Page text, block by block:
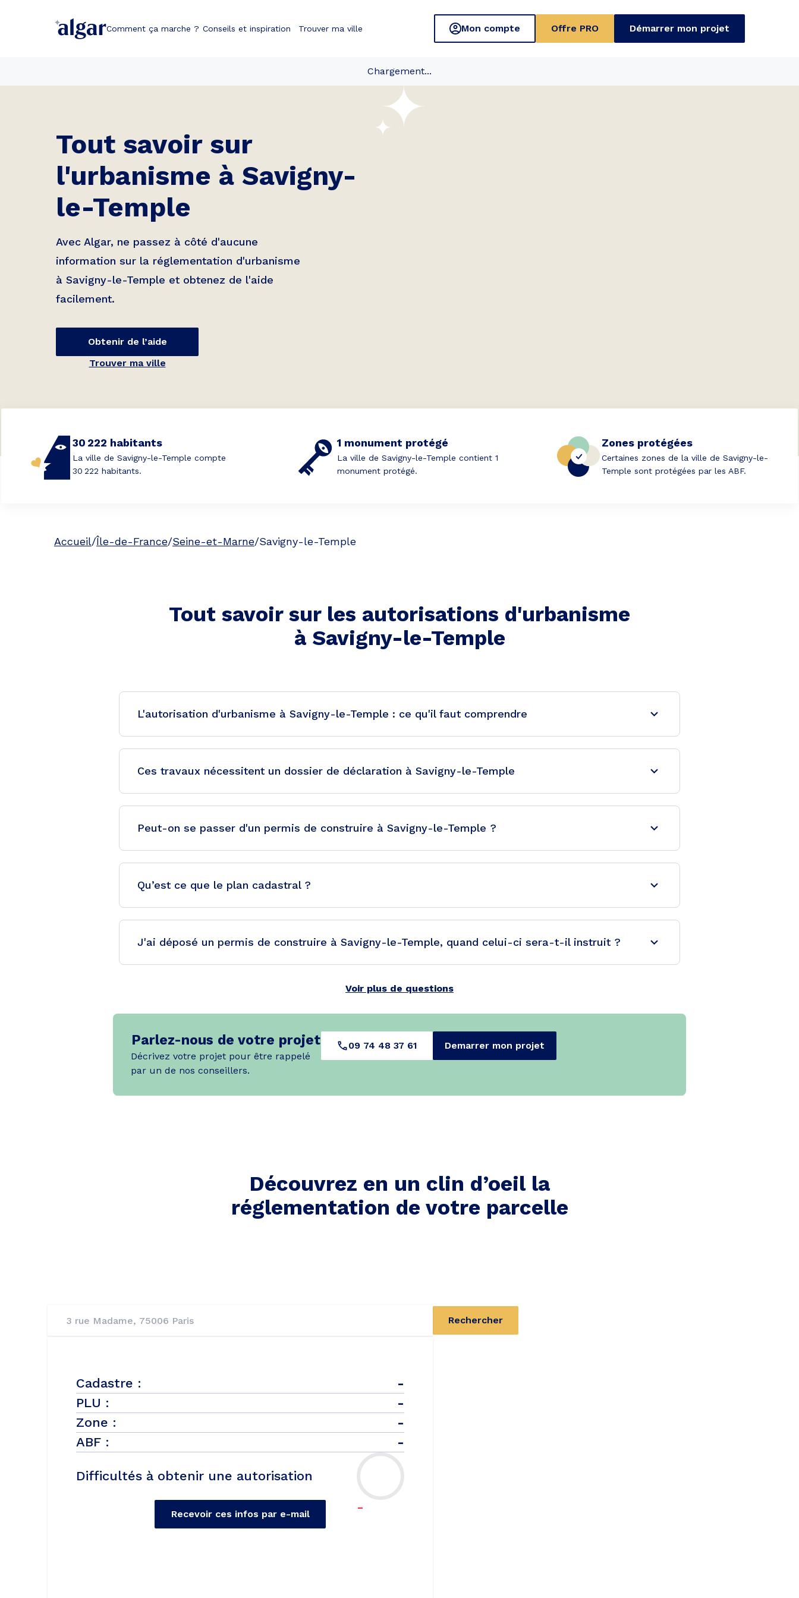
Comment ça marche ? Conseils et inspiration Trouver ma ville Mon compte Offre PRO Démarrer mon projet
Chargement...
Tout savoir sur
l'urbanisme à Savigny-
le-Temple
Avec Algar, ne passez à côté d'aucune
information sur la réglementation d'urbanisme
à Savigny-le-Temple et obtenez de l'aide
facilement.
Obtenir de l’aide
Trouver ma ville
30 222 habitants
La ville de Savigny-le-Temple compte
30 222 habitants.
1 monument protégé
La ville de Savigny-le-Temple contient 1
monument protégé.
Zones protégées
Certaines zones de la ville de Savigny-le-
Temple sont protégées par les ABF.
Accueil/Île-de-France/Seine-et-Marne/Savigny-le-Temple
Tout savoir sur les autorisations d'urbanisme
à Savigny-le-Temple
L'autorisation d'urbanisme à Savigny-le-Temple : ce qu'il faut comprendre
Ces travaux nécessitent un dossier de déclaration à Savigny-le-Temple
Peut-on se passer d'un permis de construire à Savigny-le-Temple ?
Qu’est ce que le plan cadastral ?
J'ai déposé un permis de construire à Savigny-le-Temple, quand celui-ci sera-t-il instruit ?
Voir plus de questions
Parlez-nous de votre projet
Décrivez votre projet pour être rappelé
par un de nos conseillers.
09 74 48 37 61 Demarrer mon projet
Découvrez en un clin d’oeil la
réglementation de votre parcelle
Rechercher
Cadastre :
-
PLU :
-
Zone :
-
ABF :
-
Difficultés à obtenir une autorisation
-
Recevoir ces infos par e-mail